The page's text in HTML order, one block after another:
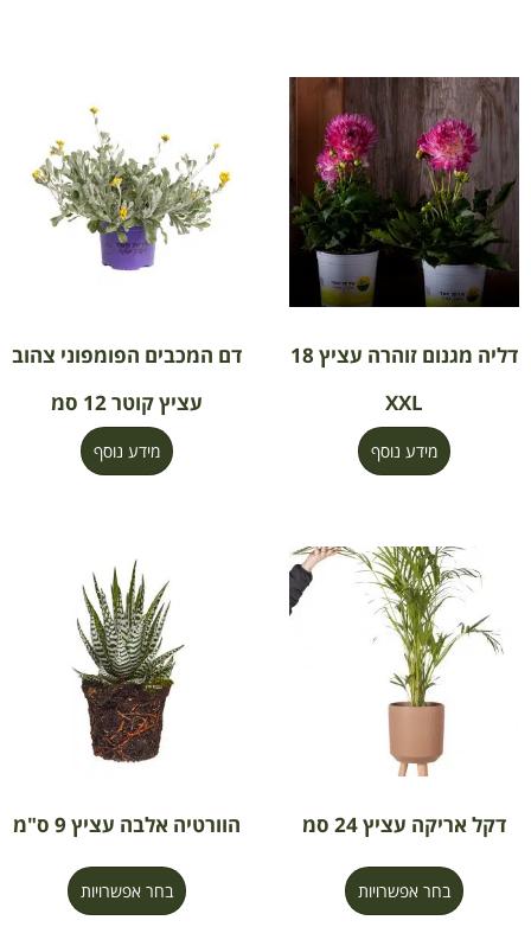
דליה מגנום זוהרה עציץ 18
XXL
מידע נוסף
דם המכבים הפומפוני צהוב
עציץ קוטר 12 סמ
מידע נוסף
דקל אריקה עציץ 24 סמ
בחר אפשרויות
הוורטיה אלבה עציץ 9 ס"מ
בחר אפשרויות